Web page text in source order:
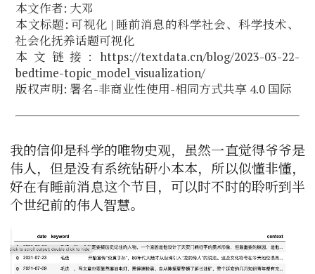
本文作者: 大邓
本文标题: 可视化 | 睡前消息的科学社会、科学技术、
社会化抚养话题可视化
本文链接: https://textdata.cn/blog/2023-03-22-
bedtime-topic_model_visualization/
版权声明: 署名-非商业性使用-相同方式共享 4.0 国际
我的信仰是科学的唯物史观，虽然一直觉得爷爷是
伟人，但是没有系统钻研小本本，所以似懂非懂，
好在有睡前消息这个节目，可以时不时的聆听到半
个世纪前的伟人智慧。